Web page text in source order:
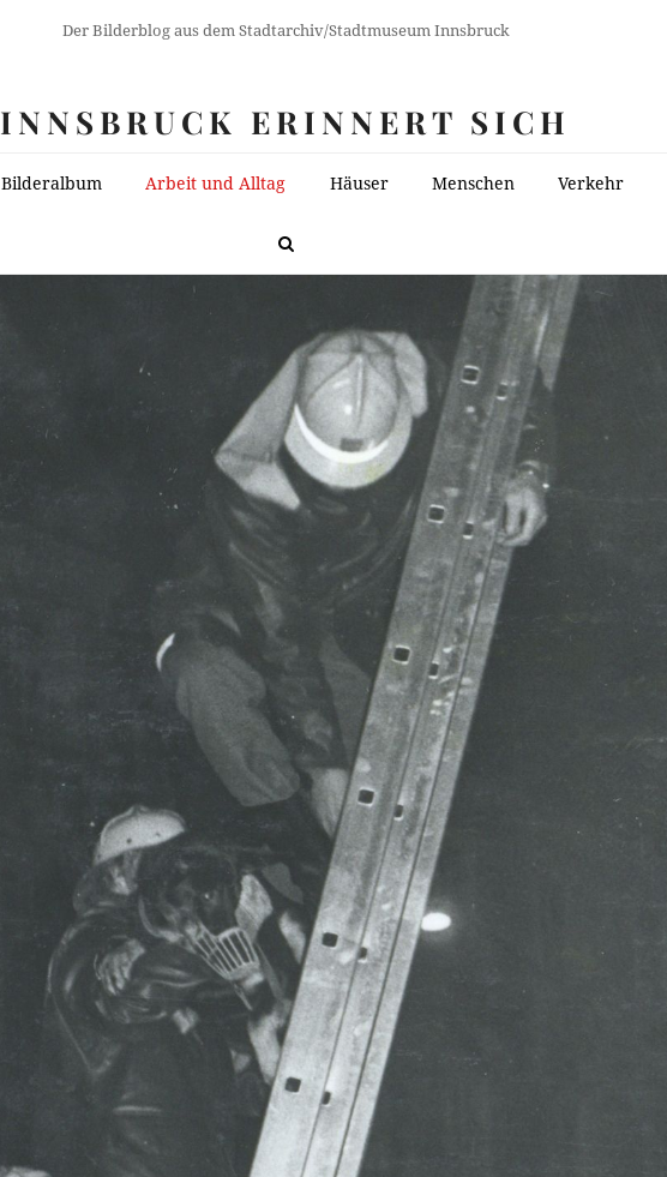
Der Bilderblog aus dem Stadtarchiv/Stadtmuseum Innsbruck
INNSBRUCK ERINNERT SICH
Bilderalbum Arbeit und Alltag Häuser Menschen Verkehr